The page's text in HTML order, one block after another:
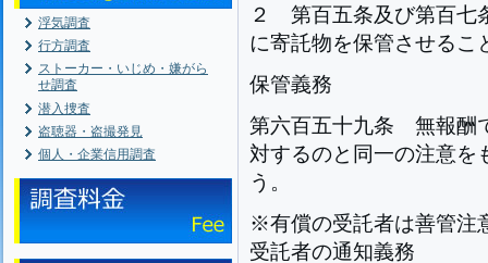
浮気調査
行方調査
ストーカー・いじめ・嫌がら
せ調査
潜入捜査
盗聴器・盗撮発見
個人・企業信用調査
２ 第百五条及び第百七
に寄託物を保管させるこ
保管義務
第六百五十九条 無報酬
対するのと同一の注意を
う。
※有償の受託者は善管注
受託者の通知義務